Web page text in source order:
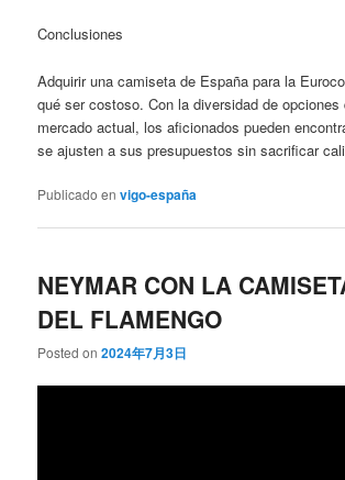
Conclusiones
Adquirir una camiseta de España para la
qué ser costoso. Con la diversidad de opciones
mercado actual, los aficionados pueden
se ajusten a sus presupuestos sin sacrificar
Publicado en vigo-españa
NEYMAR CON LA
DEL FLAMENGO
Posted on2024年7月3日